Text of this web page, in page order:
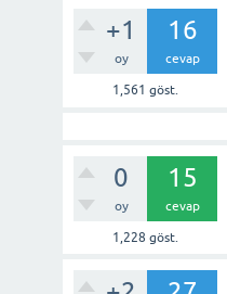
+1
oy
16
cevap
1,561 göst.
0
oy
15
cevap
1,228 göst.